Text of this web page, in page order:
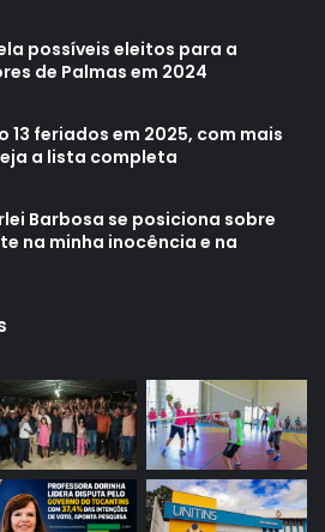
possíveis eleitos para a
de Palmas em 2024
feriados em 2025, com mais
a lista completa
Barbosa se posiciona sobre
na minha inocência e na